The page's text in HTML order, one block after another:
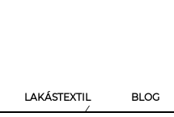
LAKÁSTEXTIL BLOG